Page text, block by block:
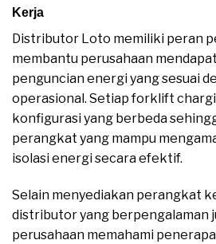
Kerja
Distributor Loto memiliki peran
membantu perusahaan
penguncian energi yang sesuai
operasional. Setiap forklift
konfigurasi yang berbeda
perangkat yang mampu
isolasi energi secara efektif.
Selain menyediakan perangkat
distributor yang berpengalaman
perusahaan memahami